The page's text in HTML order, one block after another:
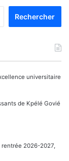
universitaire
de Kpélé Govié
2026-2027,